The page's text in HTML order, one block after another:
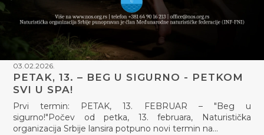
03.02.2026.
PETAK, 13. – BEG U SIGURNO - PETKOM
SVI U SPA!
Prvi termin: PETAK, 13. FEBRUAR – "Beg u
sigurno!"Počev od petka, 13. februara, Naturistička
organizacija Srbije lansira potpuno novi termin na…